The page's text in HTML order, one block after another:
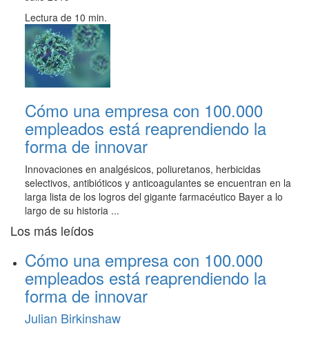
Lectura de 10 min.
Cómo una empresa con 100.000
empleados está reaprendiendo la
forma de innovar
Innovaciones en analgésicos, poliuretanos, herbicidas
selectivos, antibióticos y anticoagulantes se encuentran en la
larga lista de los logros del gigante farmacéutico Bayer a lo
largo de su historia ...
Los más leídos
Cómo una empresa con 100.000
empleados está reaprendiendo la
forma de innovar
Julian Birkinshaw